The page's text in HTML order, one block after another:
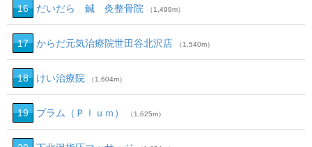
16 だいだら 鍼 灸整骨院 （1,499m）
17 からだ元気治療院世田谷北沢店 （1,540m）
18 けい治療院 （1,604m）
19 プラム（Ｐｌｕｍ） （1,625m）